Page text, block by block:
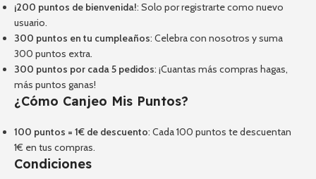
¡200 puntos de bienvenida!: Solo por registrarte como nuevo
usuario.
300 puntos en tu cumpleaños: Celebra con nosotros y suma
300 puntos extra.
300 puntos por cada 5 pedidos: ¡Cuantas más compras hagas,
más puntos ganas!
¿Cómo Canjeo Mis Puntos?
100 puntos = 1€ de descuento: Cada 100 puntos te descuentan
1€ en tus compras.
Condiciones